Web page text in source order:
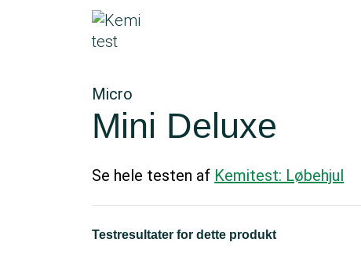
Micro
Mini Deluxe
Se hele testen af Kemitest: Løbehjul
Testresultater for dette produkt